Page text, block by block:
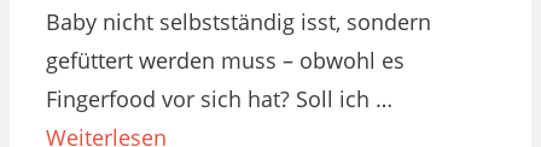
Baby nicht selbstständig isst, sondern
gefüttert werden muss – obwohl es
Fingerfood vor sich hat? Soll ich …
Weiterlesen